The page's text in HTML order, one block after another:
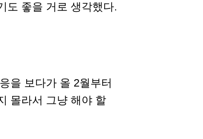
도 좋을 거로 생각했다.
을 보다가 올 2월부터
몰라서 그냥 해야 할